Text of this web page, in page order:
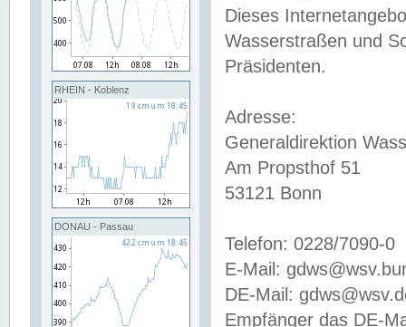
RHEIN - Koblenz
DONAU - Passau
Dieses
Wasserstraßen und
Präsidenten.
Adresse:
Generaldirektion
Am Propsthof 51
53121 Bonn
Telefon: 0228/7090-0
E-Mail:
DE-Mail:
Empfänger das DE-